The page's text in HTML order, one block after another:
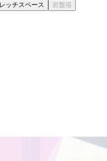
ッチスペース